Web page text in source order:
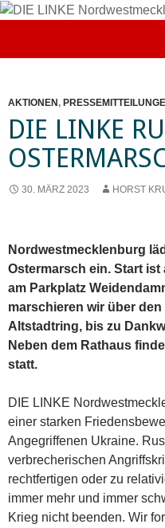
Zum
AKTIONEN,
DIE LINKE
30. MÄRZ 2023 HORST
Nordwestmecklenburg
Ostermarsch ein. Start ist
am Parkplatz
marschieren wir über
Altstadtring, bis zu
Neben dem Rathaus
statt.
DIE LINKE
einer starken
Angegriffenen Ukraine.
verbrecherischen
rechtfertigen oder zu
immer mehr und immer
Krieg nicht beenden. Wir